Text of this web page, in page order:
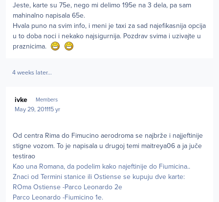
Jeste, karte su 75e, nego mi delimo 195e na 3 dela, pa sam
mahinalno napisala 65e.
Hvala puno na svim info, i meni je taxi za sad najefikasnija opcija
u to doba noci i nekako najsigurnija. Pozdrav svima i uzivajte u
praznicima.
4 weeks later...
ivke Members
May 29, 201115 yr
Od centra Rima do Fimucino aerodroma se najbrže i najjeftinije
stigne vozom. To je napisala u drugoj temi maitreya06 a ja juče
testirao
Kao una Romana, da podelim kako najeftinije do Fiumicina..
Znaci od Termini stanice ili Ostiense se kupuju dve karte:
ROma Ostiense -Parco Leonardo 2e
Parco Leonardo -Fiumicino 1e.